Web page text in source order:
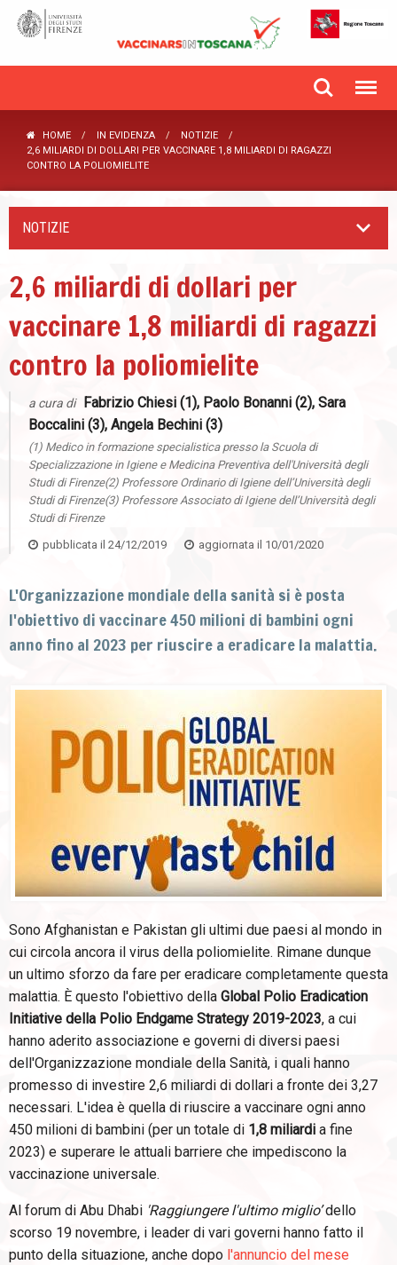
HOME IN EVIDENZA
NOTIZIE
2,6 MILIARDI DI DOLLARI PER VACCINARE 1,8 MILIARDI DI RAGAZZI
CONTRO LA POLIOMIELITE
NOTIZIE
2,6 miliardi di dollari per
vaccinare 1,8 miliardi di ragazzi
contro la poliomielite
a cura di
Fabrizio Chiesi (1), Paolo Bonanni (2), Sara
Boccalini (3), Angela Bechini (3)
(1) Medico in formazione specialistica presso la Scuola di
Specializzazione in Igiene e Medicina Preventiva dell'Università degli
Studi di Firenze(2) Professore Ordinario di Igiene dell’Università degli
Studi di Firenze(3) Professore Associato di Igiene dell’Università degli
Studi di Firenze
pubblicata il 24/12/2019 aggiornata il 10/01/2020
L'Organizzazione mondiale della sanità si è posta
l'obiettivo di vaccinare 450 milioni di bambini ogni
anno fino al 2023 per riuscire a eradicare la malattia.
Sono Afghanistan e Pakistan gli ultimi due paesi al mondo in
cui circola ancora il virus della poliomielite. Rimane dunque
un ultimo sforzo da fare per eradicare completamente questa
malattia. È questo l'obiettivo della Global Polio Eradication
Initiative della Polio Endgame Strategy 2019-2023, a cui
hanno aderito associazione e governi di diversi paesi
dell'Organizzazione mondiale della Sanità, i quali hanno
promesso di investire 2,6 miliardi di dollari a fronte dei 3,27
necessari. L'idea è quella di riuscire a vaccinare ogni anno
450 milioni di bambini (per un totale di 1,8 miliardi a fine
2023) e superare le attuali barriere che impediscono la
vaccinazione universale.
Al forum di Abu Dhabi 'Raggiungere l'ultimo miglio’dello
scorso 19 novembre, i leader di vari governi hanno fatto il
punto della situazione, anche dopo l'annuncio del mese